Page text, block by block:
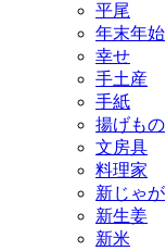
平尾
年末年始
幸せ
手土産
手紙
揚げもの
文房具
料理家
新じゃが
新生姜
新米